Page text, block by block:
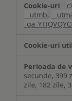
__utmb,
secunde, 399
zile, 182 zile,